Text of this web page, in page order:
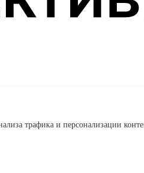
трафика и персонализации